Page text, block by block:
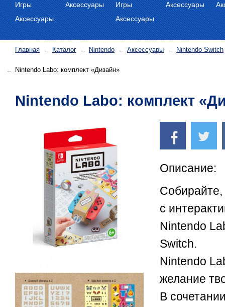
Игры
Аксессуары
Аксессуары
Игры
Аксессуары
Аксессуары
Главная Каталог Nintendo Аксессуары Nintendo Switch
Nintendo Labo: комплект «Дизайн»
Nintendo Labo: комплект
Описание:
Собирайте,
с
Nintendo
Switch.
Nintendo
желание
В